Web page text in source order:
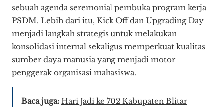
sebuah agenda seremonial pembuka program kerja
PSDM. Lebih dari itu, Kick Off dan Upgrading Day
menjadi langkah strategis untuk melakukan
konsolidasi internal sekaligus memperkuat kualitas
sumber daya manusia yang menjadi motor
penggerak organisasi mahasiswa.
Baca juga: Hari Jadi ke 702 Kabupaten Blitar